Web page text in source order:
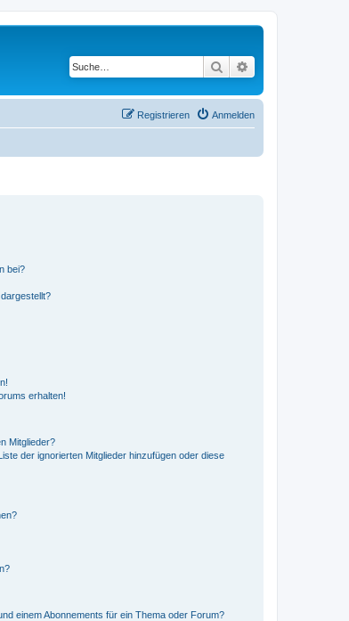
Suche
Anmelden
Registrieren
bei?
erhalten!
Mitglieder?
der ignorierten Mitglieder hinzufügen oder diese
einem Abonnements für ein Thema oder Forum?